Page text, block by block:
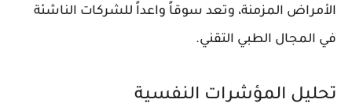
الأمراض المزمنة، وتعد سوقاً واعداً للشركات الناشئة
في المجال الطبي التقني.
تحليل المؤشرات النفسية